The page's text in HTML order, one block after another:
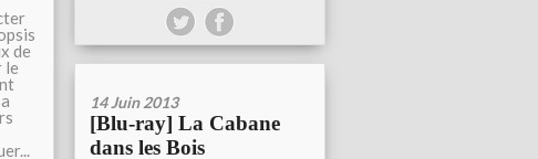
de
le
14 Juin 2013
[Blu-ray] La Cabane
dans les Bois